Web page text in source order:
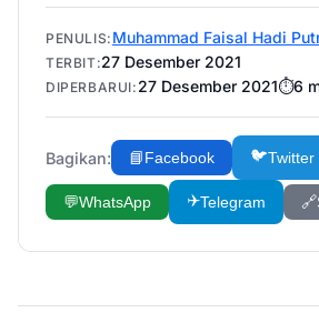
PENULIS: Muhammad Faisal Hadi
TERBIT:27 Desember 2021
DIPERBARUI: 27 Desember 2021⏱️6
Bagikan: 📘Facebook 🐦Twitter
💬WhatsApp ✈️Telegram 🔗